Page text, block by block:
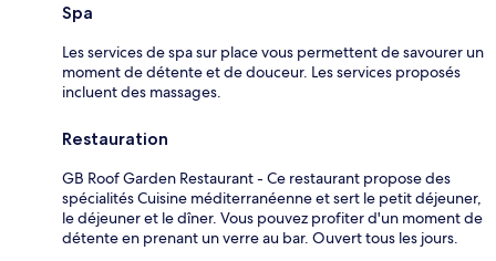
Spa
Les services de spa sur place vous permettent de savourer un
moment de détente et de douceur. Les services proposés
incluent des massages.
Restauration
GB Roof Garden Restaurant - Ce restaurant propose des
spécialités Cuisine méditerranéenne et sert le petit déjeuner,
le déjeuner et le dîner. Vous pouvez profiter d'un moment de
détente en prenant un verre au bar. Ouvert tous les jours.